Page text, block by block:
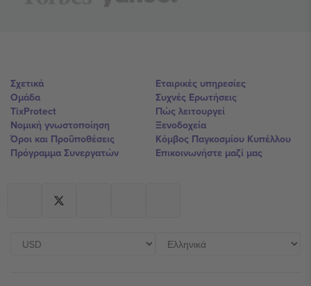
Σχετικά
Ομάδα
TixProtect
Νομική γνωστοποίηση
Όροι και Προΰποθέσεις
Πρόγραμμα Συνεργατών
Εταιρικές υπηρεσίες
Συχνές Ερωτήσεις
Πώς λειτουργεί
Ξενοδοχεία
Κόμβος Παγκοσμίου Κυπέλλου
Επικοινωνήστε μαζί μας